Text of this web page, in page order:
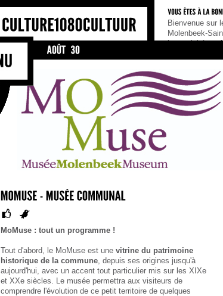
Bienvenue sur le site
Molenbeek-Saint-
les activités et les
qu’ils soient habitants,
MoMuse : tout un programme !
Tout d'abord, le MoMuse est une vitrine du patrimoine
historique de la commune, depuis ses origines jusqu'à
aujourd'hui, avec un accent tout particulier mis sur les XIXe
et XXe siècles. Le musée permettra aux visiteurs de
comprendre l'évolution de ce petit territoire de quelques